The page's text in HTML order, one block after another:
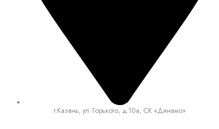
г.Казань, ул. Горького, д.10а, СК «Динамо»